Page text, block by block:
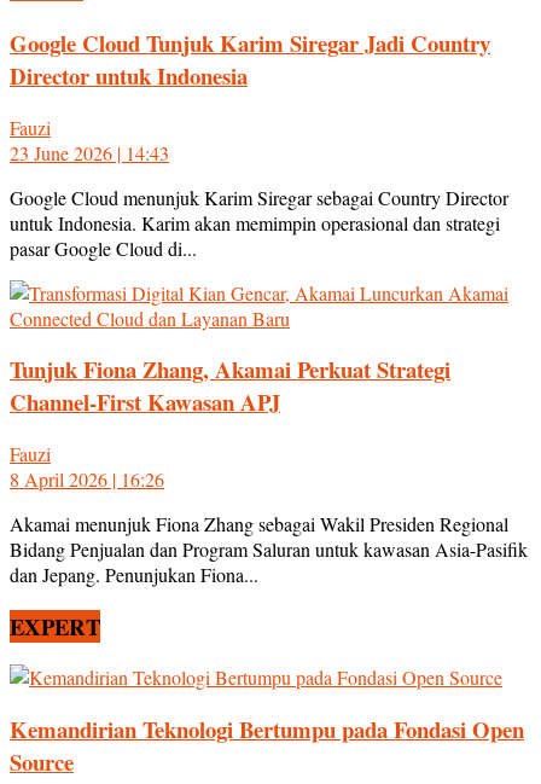
Google Cloud Tunjuk Karim Siregar Jadi Country
Director untuk Indonesia
Fauzi
23 June 2026 | 14:43
Google Cloud menunjuk Karim Siregar sebagai Country Director
untuk Indonesia. Karim akan memimpin operasional dan strategi
pasar Google Cloud di...
Tunjuk Fiona Zhang, Akamai Perkuat Strategi
Channel-First Kawasan APJ
Fauzi
8 April 2026 | 16:26
Akamai menunjuk Fiona Zhang sebagai Wakil Presiden Regional
Bidang Penjualan dan Program Saluran untuk kawasan Asia-Pasifik
dan Jepang. Penunjukan Fiona...
EXPERT
Kemandirian Teknologi Bertumpu pada Fondasi Open
Source